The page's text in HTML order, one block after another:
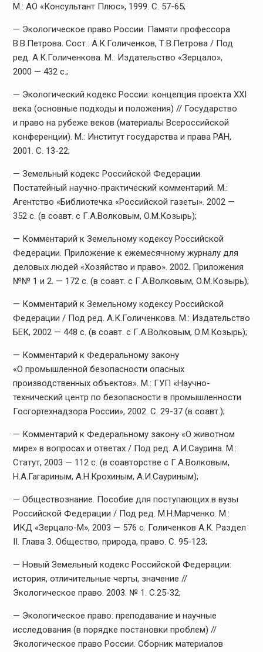
М.: АО «Консультант Плюс», 1999. С. 57-65;
— Экологическое право России. Памяти профессора
В.В.Петрова. Сост.: А.К.Голиченков, Т.В.Петрова / Под
ред. А.К.Голиченкова. М.: Издательство «Зерцало»,
2000 — 432 с.;
— Экологический кодекс России: концепция проекта XXI
века (основные подходы и положения) // Государство
и право на рубеже веков (материалы Всероссийской
конференции). М.: Институт государства и права РАН,
2001. С. 13-22;
— Земельный кодекс Российской Федерации.
Постатейный научно-практический комментарий. М.:
Агентство «Библиотечка «Российской газеты». 2002 —
352 с. (в соавт. с Г.А.Волковым, О.М.Козырь);
— Комментарий к Земельному кодексу Российской
Федерации. Приложение к ежемесячному журналу для
деловых людей «Хозяйство и право». 2002. Приложения
№№ 1 и 2. — 172 с. (в соавт. с Г.А.Волковым, О.М.Козырь);
— Комментарий к Земельному кодексу Российской
Федерации / Под ред. А.К.Голиченкова. М.: Издательство
БЕК, 2002 — 448 с. (в соавт. с Г.А.Волковым, О.М.Козырь);
— Комментарий к Федеральному закону
«О промышленной безопасности опасных
производственных объектов». М.: ГУП «Научно-
технический центр по безопасности в промышленности
Госгортехнадзора России», 2002. С. 29-37 (в соавт.);
— Комментарий к Федеральному закону «О животном
мире» в вопросах и ответах / Под ред. А.И.Саурина. М.:
Статут, 2003 — 112 с. (в соавторстве с Г.А.Волковым,
Н.А.Гагариным, А.Н.Крохиным, А.И.Сауриным);
— Обществознание. Пособие для поступающих в вузы
Российской Федерации / Под ред. М.Н.Марченко. М.:
ИКД «Зерцало-М», 2003 — 576 с. Голиченков А.К. Раздел
II. Глава 3. Общество, природа, право. С. 95-123;
— Новый Земельный кодекс Российской Федерации:
история, отличительные черты, значение //
Экологическое право. 2003. № 1. С.25-32;
— Экологическое право: преподавание и научные
исследования (в порядке постановки проблем) //
Экологическое право России. Сборник материалов